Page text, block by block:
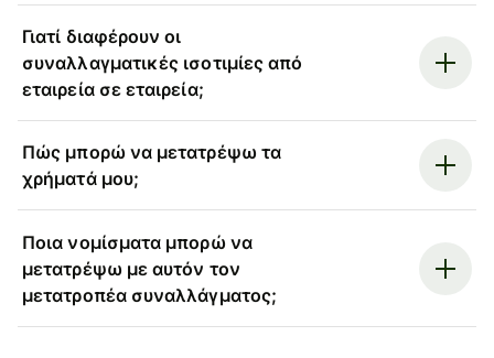
Γιατί διαφέρουν οι
συναλλαγματικές ισοτιμίες από
εταιρεία σε εταιρεία;
Πώς μπορώ να μετατρέψω τα
χρήματά μου;
Ποια νομίσματα μπορώ να
μετατρέψω με αυτόν τον
μετατροπέα συναλλάγματος;